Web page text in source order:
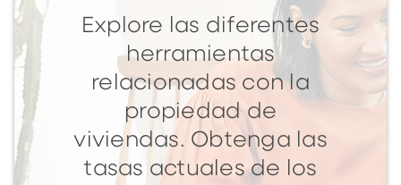
Explore las diferentes
herramientas
relacionadas con la
propiedad de
viviendas. Obtenga las
tasas actuales de los